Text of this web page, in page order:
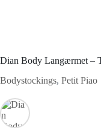
Dian Body Langærmet –
Bodystockings, Petit Piao